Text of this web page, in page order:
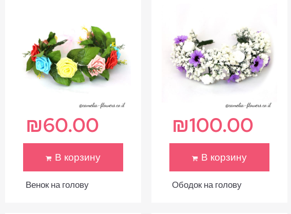
Венок на голову
₪60.00
В корзину
Ободок на голову
₪100.00
В корзину